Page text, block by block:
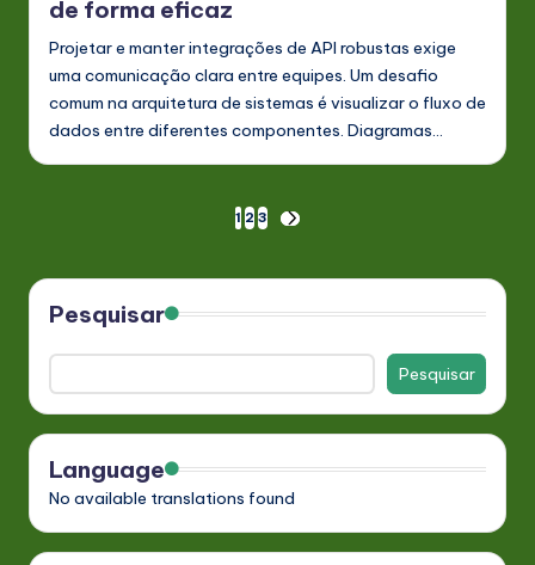
de forma eficaz
Projetar e manter integrações de API robustas exige
uma comunicação clara entre equipes. Um desafio
comum na arquitetura de sistemas é visualizar o fluxo de
dados entre diferentes componentes. Diagramas…
dos
conteúdos
1 2 3
NEXT
Pesquisar
Pesquisar
Language
No available translations found